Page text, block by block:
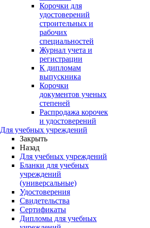
Корочки для
удостоверений
строительных и
рабочих
специальностей
Журнал учета и
регистрации
К дипломам
выпускника
Корочки
документов ученых
степеней
Распродажа корочек
и удостоверений
Для учебных учреждений
Закрыть
Назад
Для учебных учреждений
Бланки для учебных
учреждений
(универсальные)
Удостоверения
Свидетельства
Сертификаты
Дипломы для учебных